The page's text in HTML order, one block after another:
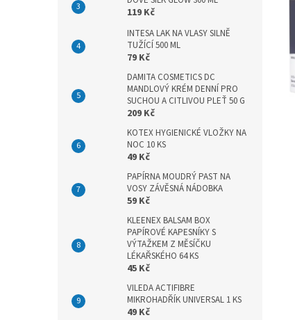
119 Kč
INTESA LAK NA VLASY SILNĚ
TUŽÍCÍ 500 ML
79 Kč
DAMITA COSMETICS DC
MANDLOVÝ KRÉM DENNÍ PRO
SUCHOU A CITLIVOU PLEŤ 50 G
209 Kč
KOTEX HYGIENICKÉ VLOŽKY NA
NOC 10 KS
49 Kč
PAPÍRNA MOUDRÝ PAST NA
VOSY ZÁVĚSNÁ NÁDOBKA
59 Kč
KLEENEX BALSAM BOX
PAPÍROVÉ KAPESNÍKY S
VÝTAŽKEM Z MĚSÍČKU
LÉKAŘSKÉHO 64 KS
45 Kč
VILEDA ACTIFIBRE
MIKROHADŘÍK UNIVERSAL 1 KS
49 Kč